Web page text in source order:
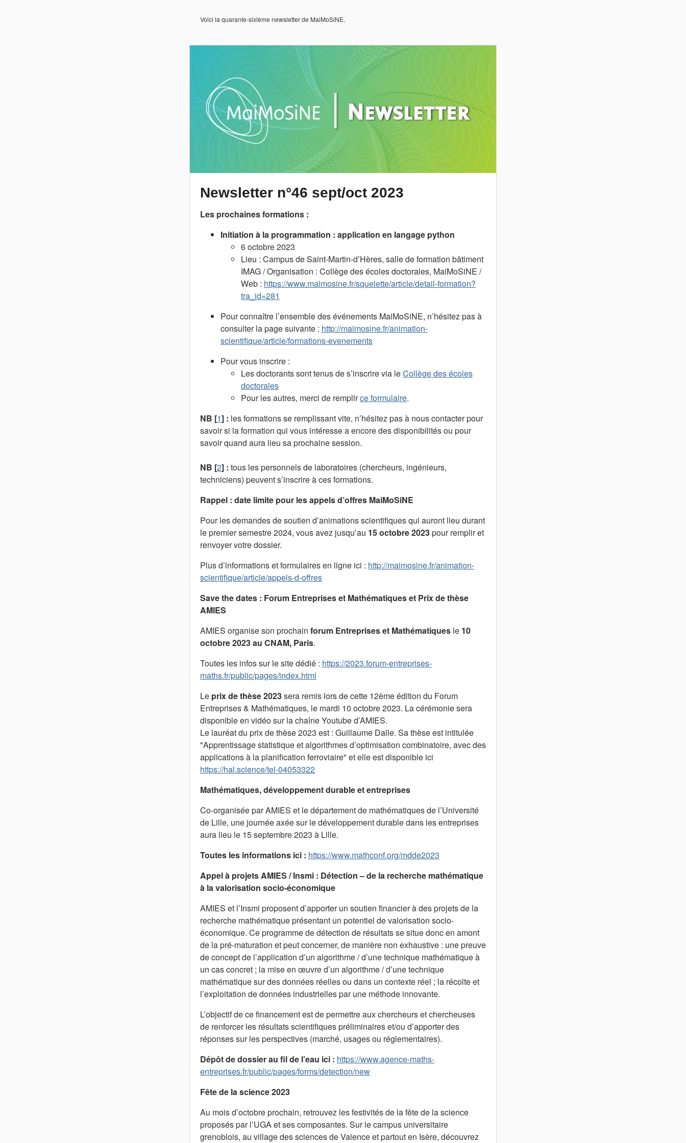
Voici la quarante-sixième newsletter de MaiMoSiNE.
Newsletter n°46 sept/oct 2023
Les prochaines formations :
Initiation à la programmation : application en langage python
6 octobre 2023
Lieu : Campus de Saint-Martin-d’Hères, salle de formation bâtiment
IMAG / Organisation : Collège des écoles doctorales, MaiMoSiNE /
Web : https://www.maimosine.fr/squelette/article/detail-formation?
tra_id=281
Pour connaître l’ensemble des événements MaiMoSiNE, n’hésitez pas à
consulter la page suivante : http://maimosine.fr/animation-
scientifique/article/formations-evenements
Pour vous inscrire :
Les doctorants sont tenus de s’inscrire via leCollège des écoles
doctorales
Pour les autres, merci de remplirce formulaire.
NB [1] : les formations se remplissant vite, n’hésitez pas à nous contacter pour
savoir si la formation qui vous intéresse a encore des disponibilités ou pour
savoir quand aura lieu sa prochaine session.
NB [2] : tous les personnels de laboratoires (chercheurs, ingénieurs,
techniciens) peuvent s’inscrire à ces formations.
Rappel : date limite pour les appels d’offres MaiMoSiNE
Pour les demandes de soutien d’animations scientifiques qui auront lieu durant
le premier semestre 2024, vous avez jusqu’au 15 octobre 2023pour remplir et
renvoyer votre dossier.
Plus d’informations et formulaires en ligne ici : http://maimosine.fr/animation-
scientifique/article/appels-d-offres
Save the dates : Forum Entreprises et Mathématiques et Prix de thèse
AMIES
AMIES organise son prochain forum Entreprises et Mathématiques le 10
octobre 2023 au CNAM, Paris.
Toutes les infos sur le site dédié : https://2023.forum-entreprises-
maths.fr/public/pages/index.html
Le prix de thèse 2023sera remis lors de cette 12ème édition du Forum
Entreprises & Mathématiques, le mardi 10 octobre 2023. La cérémonie sera
disponible en vidéo sur la chaîne Youtube d’AMIES.
Le lauréat du prix de thèse 2023 est : Guillaume Dalle. Sa thèse est intitulée
"Apprentissage statistique et algorithmes d’optimisation combinatoire, avec des
applications à la planification ferroviaire" et elle est disponible ici
https://hal.science/tel-04053322
Mathématiques, développement durable et entreprises
Co-organisée par AMIES et le département de mathématiques de l’Université
de Lille, une journée axée sur le développement durable dans les entreprises
aura lieu le 15 septembre 2023 à Lille.
Toutes les informations ici : https://www.mathconf.org/mdde2023
Appel à projets AMIES / Insmi : Détection – de la recherche mathématique
à la valorisation socio-économique
AMIES et l’Insmi proposent d’apporter un soutien financier à des projets de la
recherche mathématique présentant un potentiel de valorisation socio-
économique. Ce programme de détection de résultats se situe donc en amont
de la pré-maturation et peut concerner, de manière non exhaustive : une preuve
de concept de l’application d’un algorithme / d’une technique mathématique à
un cas concret ; la mise en œuvre d’un algorithme / d’une technique
mathématique sur des données réelles ou dans un contexte réel ; la récolte et
l’exploitation de données industrielles par une méthode innovante.
L’objectif de ce financement est de permettre aux chercheurs et chercheuses
de renforcer les résultats scientifiques préliminaires et/ou d’apporter des
réponses sur les perspectives (marché, usages ou réglementaires).
Dépôt de dossier au fil de l’eau ici : https://www.agence-maths-
entreprises.fr/public/pages/forms/detection/new
Fête de la science 2023
Au mois d’octobre prochain, retrouvez les festivités de la fête de la science
proposés par l’UGA et ses composantes. Sur le campus universitaire
grenoblois, au village des sciences de Valence et partout en Isère, découvrez